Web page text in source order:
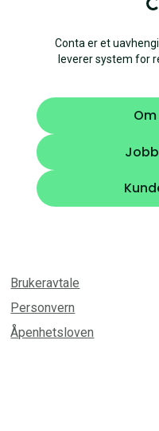
Conta er et
leverer system for
Brukeravtale
Personvern
Åpenhetsloven